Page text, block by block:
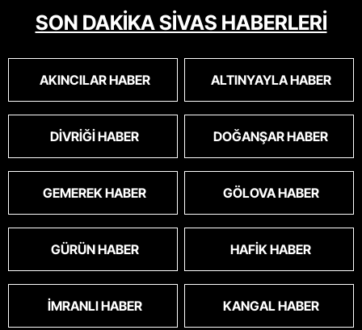
SON DAKİKA SİVAS HABERLERİ
AKINCILAR HABER ALTINYAYLA HABER
DIVRIĞI HABER DOĞANŞAR HABER
GEMEREK HABER GÖLOVA HABER
GÜRÜN HABER HAFIK HABER
İMRANLI HABER KANGAL HABER